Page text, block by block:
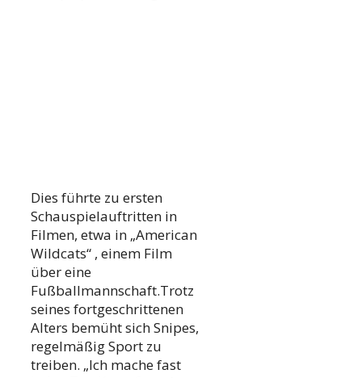
Dies führte zu ersten
Schauspielauftritten in
Filmen, etwa in „American
Wildcats“ , einem Film
über eine
Fußballmannschaft.Trotz
seines fortgeschrittenen
Alters bemüht sich Snipes,
regelmäßig Sport zu
treiben. „Ich mache fast